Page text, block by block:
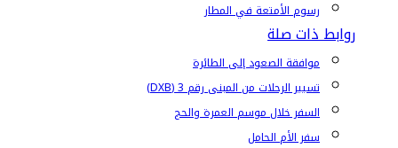
رسوم الأمتعة في المطار
روابط ذات صلة
موافقة الصعود إلى الطائرة
تسيير الرحلات من المبنى رقم 3 (DXB)
السفر خلال موسم العمرة والحج
سفر الأم الحامل